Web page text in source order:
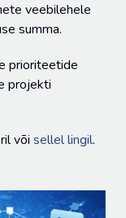
veebilehele
summa.
prioriteetide
projekti
või sellel lingil.